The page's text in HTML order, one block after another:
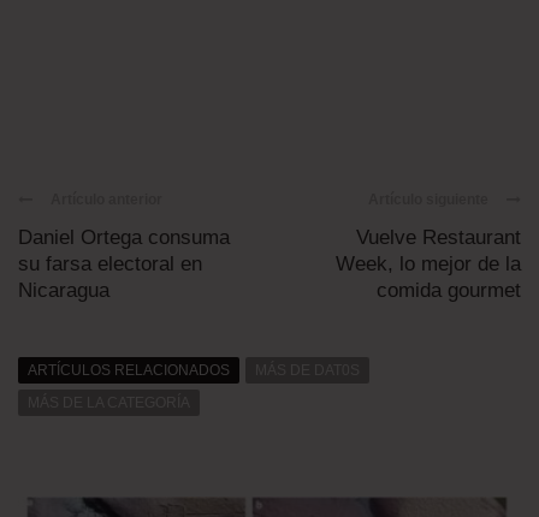
Daniel Ortega consuma
su farsa electoral en
Nicaragua
Vuelve Restaurant
Week, lo mejor de la
comida gourmet
ARTÍCULOS RELACIONADOS